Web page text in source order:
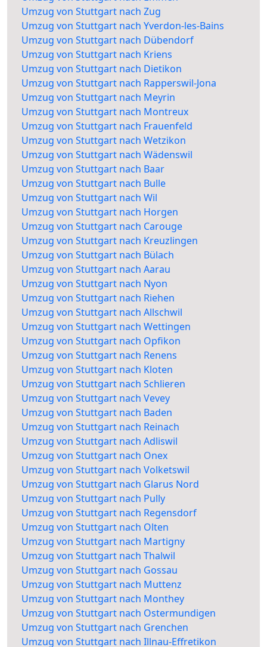
Umzug von Stuttgart nach Zug
Umzug von Stuttgart nach Yverdon-les-Bains
Umzug von Stuttgart nach Dübendorf
Umzug von Stuttgart nach Kriens
Umzug von Stuttgart nach Dietikon
Umzug von Stuttgart nach Rapperswil-Jona
Umzug von Stuttgart nach Meyrin
Umzug von Stuttgart nach Montreux
Umzug von Stuttgart nach Frauenfeld
Umzug von Stuttgart nach Wetzikon
Umzug von Stuttgart nach Wädenswil
Umzug von Stuttgart nach Baar
Umzug von Stuttgart nach Bulle
Umzug von Stuttgart nach Wil
Umzug von Stuttgart nach Horgen
Umzug von Stuttgart nach Carouge
Umzug von Stuttgart nach Kreuzlingen
Umzug von Stuttgart nach Bülach
Umzug von Stuttgart nach Aarau
Umzug von Stuttgart nach Nyon
Umzug von Stuttgart nach Riehen
Umzug von Stuttgart nach Allschwil
Umzug von Stuttgart nach Wettingen
Umzug von Stuttgart nach Opfikon
Umzug von Stuttgart nach Renens
Umzug von Stuttgart nach Kloten
Umzug von Stuttgart nach Schlieren
Umzug von Stuttgart nach Vevey
Umzug von Stuttgart nach Baden
Umzug von Stuttgart nach Reinach
Umzug von Stuttgart nach Adliswil
Umzug von Stuttgart nach Onex
Umzug von Stuttgart nach Volketswil
Umzug von Stuttgart nach Glarus Nord
Umzug von Stuttgart nach Pully
Umzug von Stuttgart nach Regensdorf
Umzug von Stuttgart nach Olten
Umzug von Stuttgart nach Martigny
Umzug von Stuttgart nach Thalwil
Umzug von Stuttgart nach Gossau
Umzug von Stuttgart nach Muttenz
Umzug von Stuttgart nach Monthey
Umzug von Stuttgart nach Ostermundigen
Umzug von Stuttgart nach Grenchen
Umzug von Stuttgart nach Illnau-Effretikon